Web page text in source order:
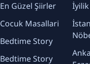
En Güzel Şiirler
Cocuk Masallari
Bedtime Story
Bedtime Story
İyilik